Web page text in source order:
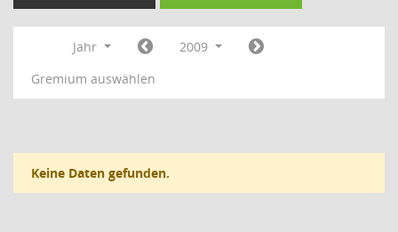
Jahr
2009
Gremium auswählen
Keine Daten gefunden.